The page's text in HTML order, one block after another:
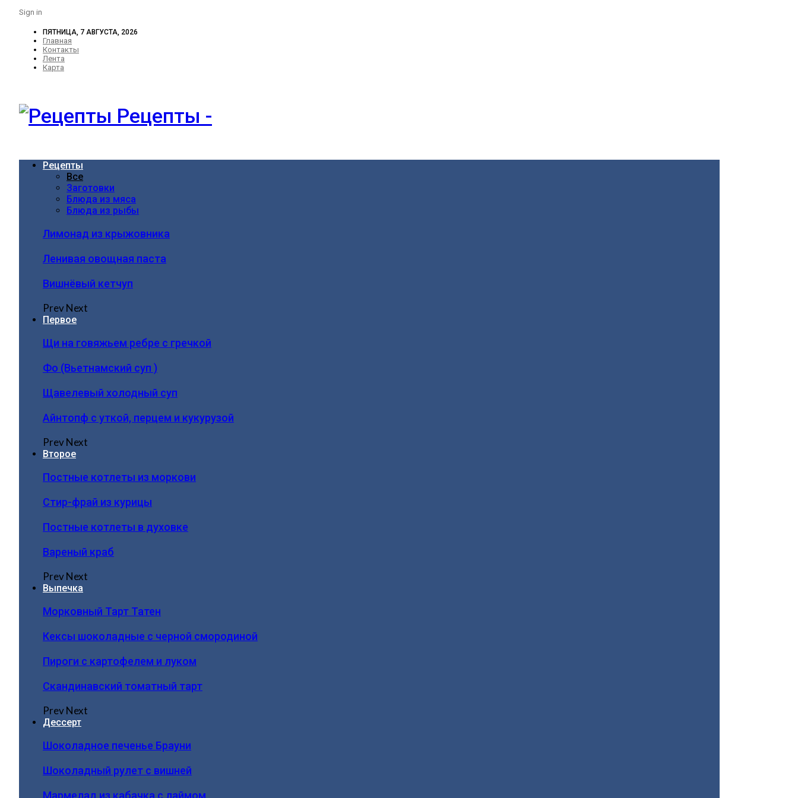
Sign in
ПЯТНИЦА, 7 АВГУСТА, 2026
Главная
Контакты
Лента
Карта
Рецепты -
Рецепты
Все
Заготовки
Блюда из мяса
Блюда из рыбы
Лимонад из крыжовника
Ленивая овощная паста
Вишнёвый кетчуп
PrevNext
Первое
Щи на говяжьем ребре с гречкой
Фо (Вьетнамский суп )
Щавелевый холодный суп
Айнтопф с уткой, перцем и кукурузой
PrevNext
Второе
Постные котлеты из моркови
Стир-фрай из курицы
Постные котлеты в духовке
Вареный краб
PrevNext
Выпечка
Морковный Тарт Татен
Кексы шоколадные с черной смородиной
Пироги c картофелем и луком
Скандинавский томатный тарт
PrevNext
Дессерт
Шоколадное печенье Брауни
Шоколадный рулет с вишней
Мармелад из кабачка с лаймом